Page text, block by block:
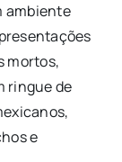
ambiente
mortos,
ringue de
e